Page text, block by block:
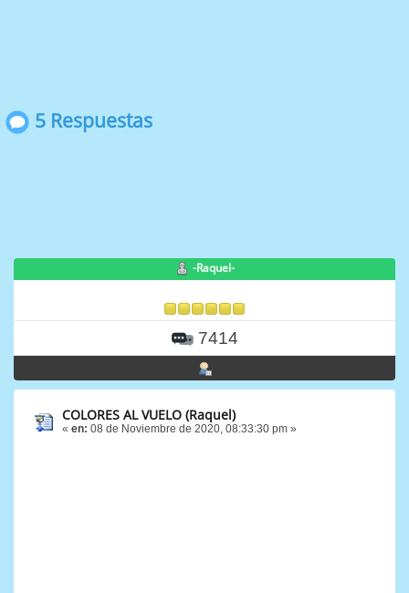
5 Respuestas
-Raquel-
7414
COLORES AL VUELO (Raquel)
« en: 08 de Noviembre de 2020, 08:33:30 pm »